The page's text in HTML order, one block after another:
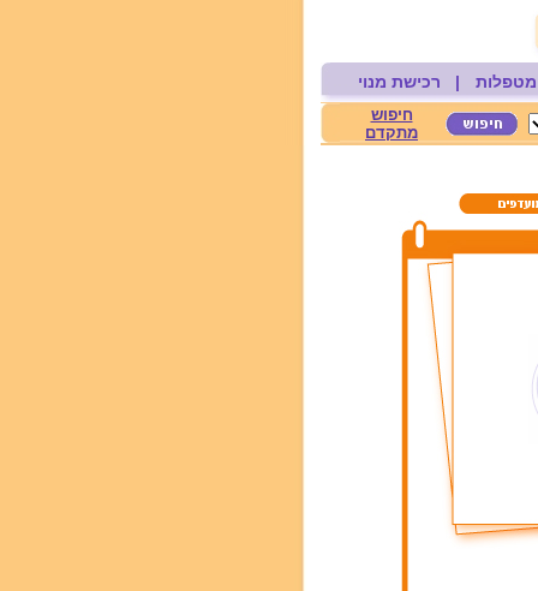
| רכישת מנוי
חיפוש
מתקדם